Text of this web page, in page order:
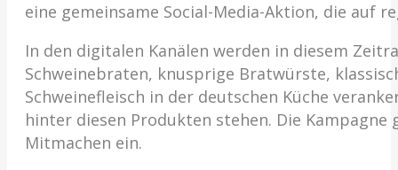
eine gemeinsame Social-Media-Aktion, die auf
In den digitalen Kanälen werden in diesem
Schweinebraten, knusprige Bratwürste,
Schweinefleisch in der deutschen Küche
hinter diesen Produkten stehen. Die
Mitmachen ein.